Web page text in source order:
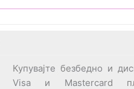
Купувајте безбедно и
Visa и Mastercard